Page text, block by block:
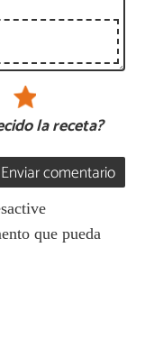
la receta?
Enviar comentario
que pueda